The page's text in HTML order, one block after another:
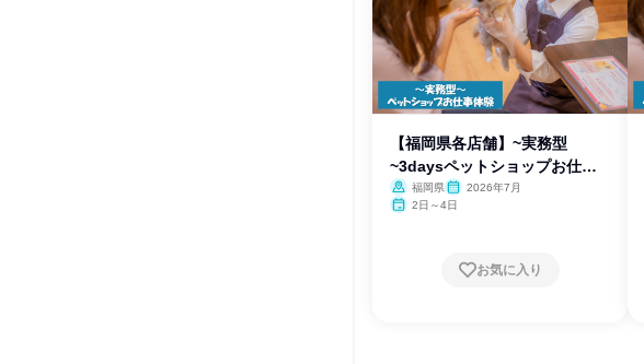
【福岡県各店舗】~実務型
~3daysペットショップお仕事
体験福岡県
2026年7月
2日～4日
お気に入り